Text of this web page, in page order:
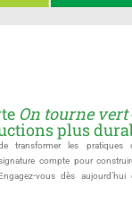
On tourne vert
plus
transformer les
compte pour
vous dès